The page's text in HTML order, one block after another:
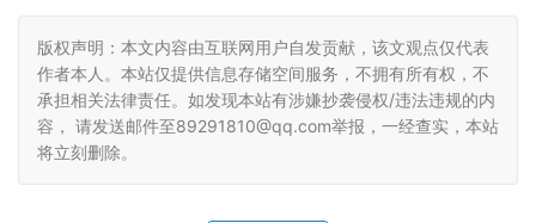
版权声明：本文内容由互联网用户自发贡献，该文观点仅代表
作者本人。本站仅提供信息存储空间服务，不拥有所有权，不
承担相关法律责任。如发现本站有涉嫌抄袭侵权/违法违规的内
容， 请发送邮件至89291810@qq.com举报，一经查实，本站
将立刻删除。